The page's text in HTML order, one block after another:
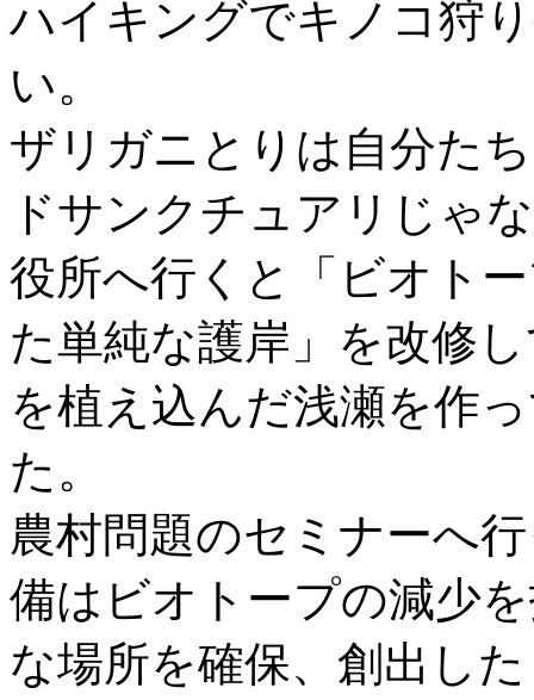
ハイキングでキノコ狩
い。
ザリガニとりは自分た
ドサンクチュアリじゃ
役所へ行くと「ビオト
た単純な護岸」を改修
を植え込んだ浅瀬を作
た。
農村問題のセミナーへ
備はビオトープの減少
な場所を確保、創出し